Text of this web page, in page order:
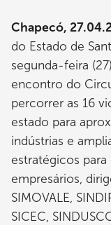
Chapecó,
do Estado de
segunda-feira
encontro do
percorrer as 16
estado para
indústrias e
estratégicos
empresários,
SIMOVALE,
SICEC,